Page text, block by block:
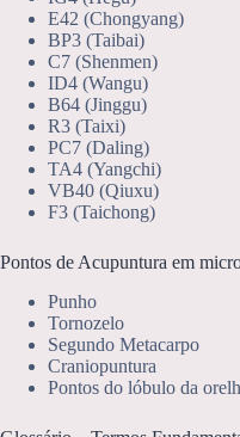
E42 (Chongyang)
BP3 (Taibai)
C7 (Shenmen)
ID4 (Wangu)
B64 (Jinggu)
R3 (Taixi)
PC7 (Daling)
TA4 (Yangchi)
VB40 (Qiuxu)
F3 (Taichong)
Pontos de Acupuntura em
Punho
Tornozelo
Segundo Metacarpo
Craniopuntura
Pontos do lóbulo da